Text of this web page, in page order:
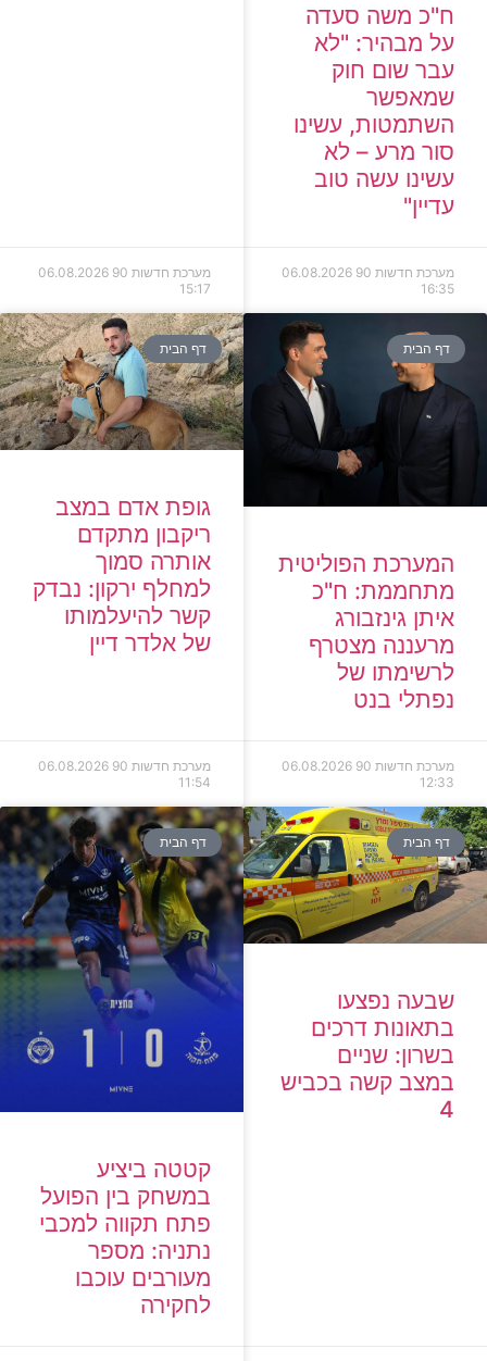
ח"כ משה סעדה
על מבהיר: "לא
עבר שום חוק
שמאפשר
השתמטות, עשינו
סור מרע – לא
עשינו עשה טוב
עדיין"
מערכת חדשות 90
06.08.2026
16:35
מערכת חדשות 90
06.08.2026
15:17
דף הבית
המערכת הפוליטית
מתחממת: ח"כ
איתן גינזבורג
מרעננה מצטרף
לרשימתו של
נפתלי בנט
מערכת חדשות 90
06.08.2026
12:33
דף הבית
גופת אדם במצב
ריקבון מתקדם
אותרה סמוך
למחלף ירקון: נבדק
קשר להיעלמותו
של אלדר דיין
מערכת חדשות 90
06.08.2026
11:54
דף הבית
שבעה נפצעו
בתאונות דרכים
בשרון: שניים
במצב קשה בכביש
4
דף הבית
קטטה ביציע
במשחק בין הפועל
פתח תקווה למכבי
נתניה: מספר
מעורבים עוכבו
לחקירה